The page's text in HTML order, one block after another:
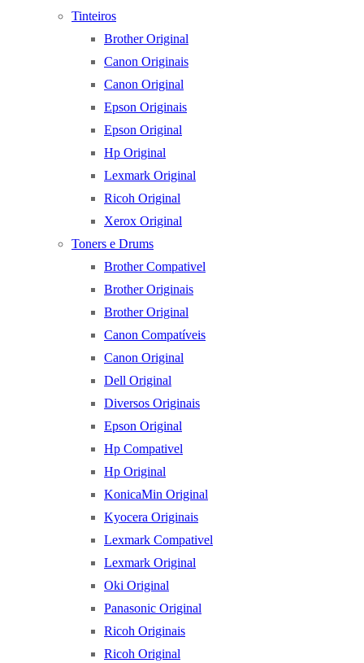
Tinteiros
Brother Original
Canon Originais
Canon Original
Epson Originais
Epson Original
Hp Original
Lexmark Original
Ricoh Original
Xerox Original
Toners e Drums
Brother Compativel
Brother Originais
Brother Original
Canon Compatíveis
Canon Original
Dell Original
Diversos Originais
Epson Original
Hp Compativel
Hp Original
KonicaMin Original
Kyocera Originais
Lexmark Compativel
Lexmark Original
Oki Original
Panasonic Original
Ricoh Originais
Ricoh Original